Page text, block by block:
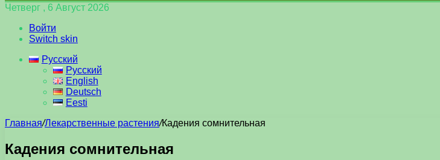
Четверг , 6 Август 2026
Войти
Switch skin
Русский
Русский
English
Deutsch
Eesti
Главная/Лекарственные растения/Кадения сомнительная
Кадения сомнительная